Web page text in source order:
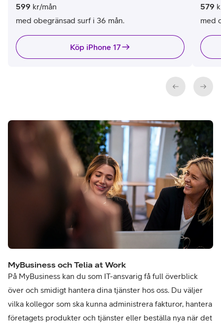
599 kr/mån
med obegränsad surf i 36 mån.
Köp iPhone 17
579
med
MyBusiness och Telia at Work
På MyBusiness kan du som IT-ansvarig få full överblick
över och smidigt hantera dina tjänster hos oss. Du väljer
vilka kollegor som ska kunna administrera fakturor, hantera
företagets produkter och tjänster eller beställa nya när det